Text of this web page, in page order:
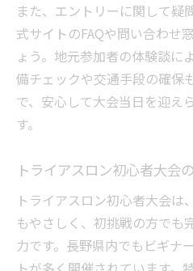
また、エントリーに関して疑
式サイトのFAQや問い合わせ
ょう。地元参加者の体験談に
備チェックや交通手段の確保
で、安心して大会当日を迎え
す。
トライアスロン初心者大会
トライアスロン初心者大会は
もやさしく、初挑戦の方でも
力です。長野県内でもビギナ